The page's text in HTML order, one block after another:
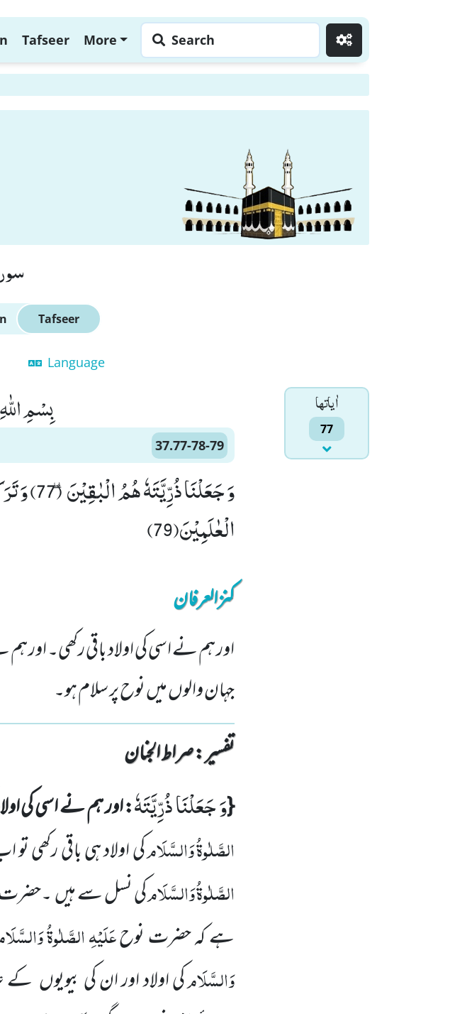
Tafseer More Search
Tafseer
Language
اٰياتها
77
بِسْمِ
37.77-78-79
الْعٰلَمِیْنَ(79)
کنزالعرفان
اور ہم نے اسی کی اولاد باقی رکھی۔ اور
جہان والوں میں نوح پر سلام ہو۔
تفسیر : ‎صراط الجنان
{وَ جَعَلْنَا ذُرِّیَّتَهٗ: اور ہم نے اسی کی
الصَّلٰوۃُوَالسَّلَامکی اولاد ہی باقیرکھی تو
الصَّلٰوۃُوَالسَّلَامکی نسل سے ہیں
ہے کہ حضرت نوحعَلَیْہِالصَّلٰوۃُ
وَالسَّلَامکی اولاد اور ان کی بیویوں کے